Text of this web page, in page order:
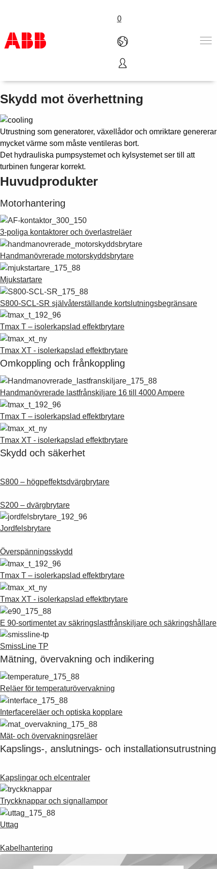
0
Produkter och tjänster
Service
Om ABB
Här kan du köpa
Kontakta oss
Karriär på ABB
Suggestions
Products
See more products
Hydraulik- och kylsystem
Skydd mot överhettning
Utrustning som generatorer, växellådor och omriktare genererar
mycket värme som måste ventileras bort.
Det hydrauliska pumpsystemet och kylsystemet ser till att
turbinen fungerar korrekt.
Huvudprodukter
Motorhantering
3-poliga kontaktorer och överlastreläer
Handmanövrerade motorskyddsbrytare
Mjukstartare
S800-SCL-SR självåterställande kortslutningsbegränsare
Tmax T – isolerkapslad effektbrytare
Tmax XT - isolerkapslad effektbrytare
Omkoppling och frånkoppling
Handmanövrerade lastfrånskiljare 16 till 4000 Ampere
Tmax T – isolerkapslad effektbrytare
Tmax XT - isolerkapslad effektbrytare
Skydd och säkerhet
S800 – högpeffektsdvärgbrytare
S200 – dvärgbrytare
Jordfelsbrytare
Överspänningsskydd
Tmax T – isolerkapslad effektbrytare
Tmax XT - isolerkapslad effektbrytare
E 90-sortimentet av säkringslastfrånskiljare och säkringshållare
SmissLine TP
Mätning, övervakning och indikering
Reläer för temperaturövervakning
Interfacereläer och optiska kopplare
Mät- och övervakningsreläer
Kapslings-, anslutnings- och installationsutrustning
Kapslingar och elcentraler
Tryckknappar och signallampor
Uttag
Kabelhantering